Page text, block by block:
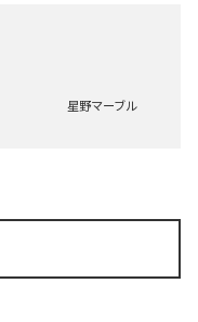
星野マーブル